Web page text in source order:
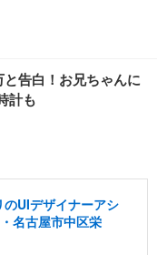
告白！お兄ちゃんに
計も
UIデザイナーアシ
名古屋市中区栄